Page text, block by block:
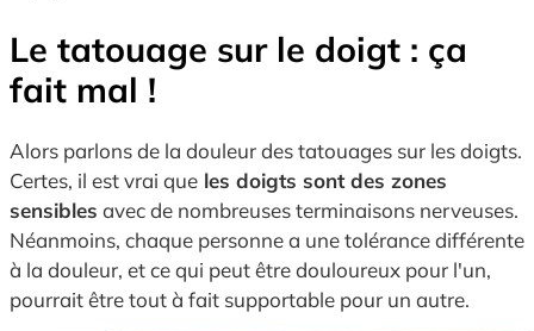
Le tatouage sur le doigt : ça
fait mal !
Alors parlons de la douleur des tatouages sur les doigts.
Certes, il est vrai que les doigts sont des zones
sensibles avec de nombreuses terminaisons nerveuses.
Néanmoins, chaque personne a une tolérance différente
à la douleur, et ce qui peut être douloureux pour l'un,
pourrait être tout à fait supportable pour un autre.